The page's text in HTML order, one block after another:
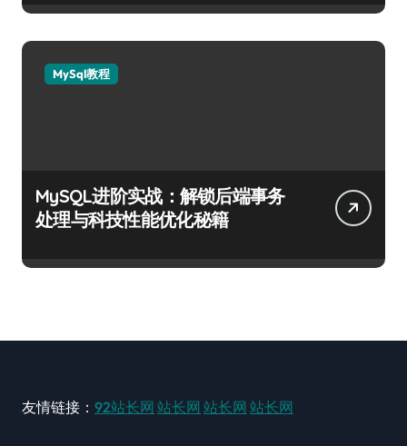
MySql教程
MySQL进阶实战：解锁后端事务
处理与科技性能优化秘籍
友情链接： 92站长网 站长网 站长网 站长网